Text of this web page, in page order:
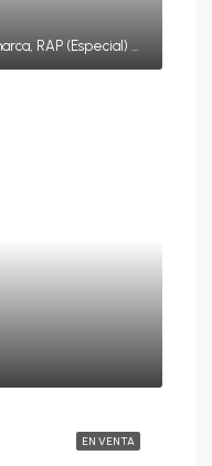
EN VENTA